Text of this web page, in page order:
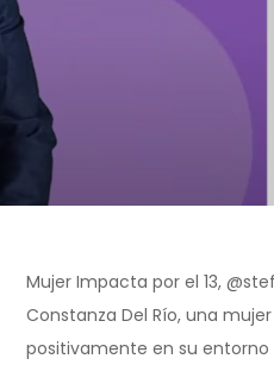
Mujer Impacta por el 13,
Constanza Del Río, una
positivamente en su